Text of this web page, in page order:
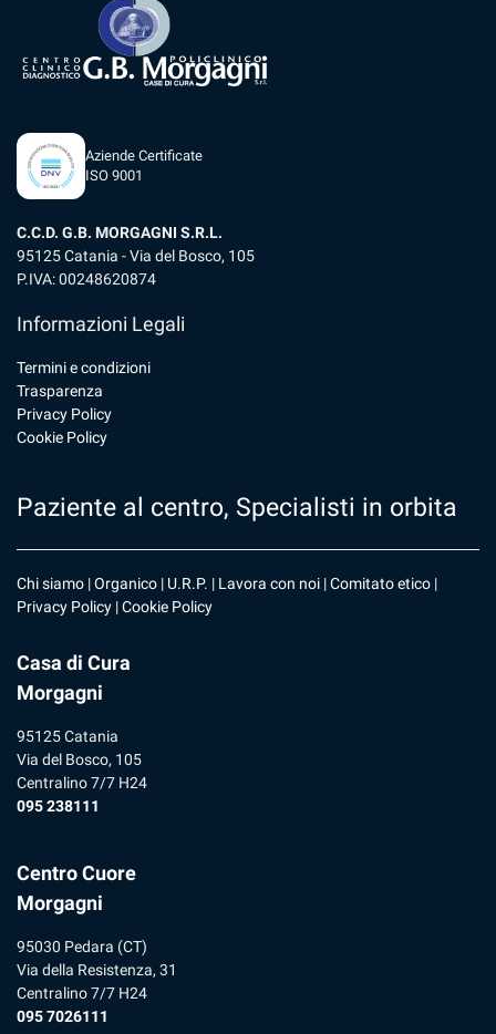
Aziende Certificate
ISO 9001
C.C.D. G.B. MORGAGNI S.R.L.
95125 Catania - Via del Bosco, 105
P.IVA: 00248620874
Informazioni Legali
Termini e condizioni
Trasparenza
Privacy Policy
Cookie Policy
Paziente al centro, Specialisti in orbita
Chi siamo |Organico | U.R.P. | Lavora con noi |Comitato etico |
Privacy Policy |Cookie Policy
Casa di Cura
Morgagni
95125 Catania
Via del Bosco, 105
Centralino 7/7 H24
095 238111
Centro Cuore
Morgagni
95030 Pedara (CT)
Via della Resistenza, 31
Centralino 7/7 H24
095 7026111